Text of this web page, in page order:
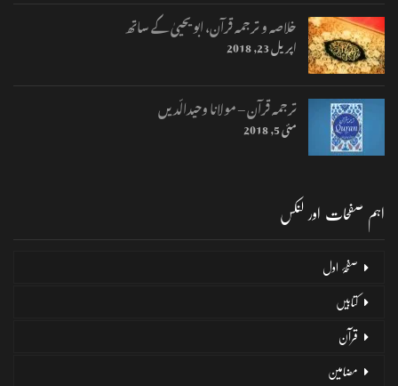
خلاصہ و ترجمہ قرآن، ابو یحییٰ کے ساتھ
اپریل 23, 2018
ترجمہ قرآن – مولانا وحیدالّدیں
مئی 5, 2018
اہم صفحات اور لنکس
صفحۂ اول
کتابیں
قرآن
مضامین